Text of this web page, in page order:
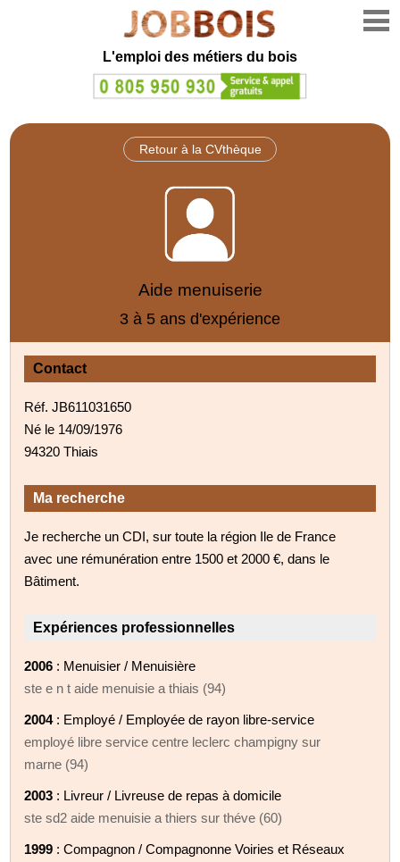
L'emploi des métiers du bois
Retour à la CVthèque
Aide menuiserie
3 à 5 ans d'expérience
Contact
Réf. JB611031650
Né le 14/09/1976
94320 Thiais
Ma recherche
Je recherche un CDI, sur toute la région Ile de France
avec une rémunération entre 1500 et 2000 €, dans le
Bâtiment.
Expériences professionnelles
2006 : Menuisier / Menuisière
ste e n t aide menuisie a thiais (94)
2004: Employé / Employée de rayon libre-service
employé libre service centre leclerc champigny sur
marne (94)
2003 : Livreur / Livreuse de repas à domicile
ste sd2 aide menuisie a thiers sur théve (60)
1999 : Compagnon / Compagnonne Voiries et Réseaux